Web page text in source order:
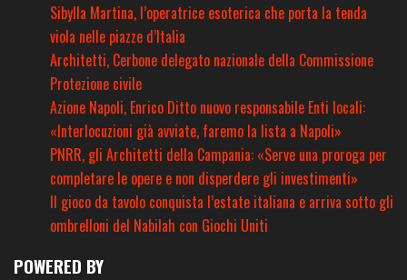
Sibylla Martina, l’operatrice esoterica che porta la tenda
viola nelle piazze d’Italia
Architetti, Cerbone delegato nazionale della Commissione
Protezione civile
Azione Napoli, Enrico Ditto nuovo responsabile Enti locali:
«Interlocuzioni già avviate, faremo la lista a Napoli»
PNRR, gli Architetti della Campania: «Serve una proroga per
completare le opere e non disperdere gli investimenti»
Il gioco da tavolo conquista l’estate italiana e arriva sotto gli
ombrelloni del Nabilah con Giochi Uniti
POWERED BY